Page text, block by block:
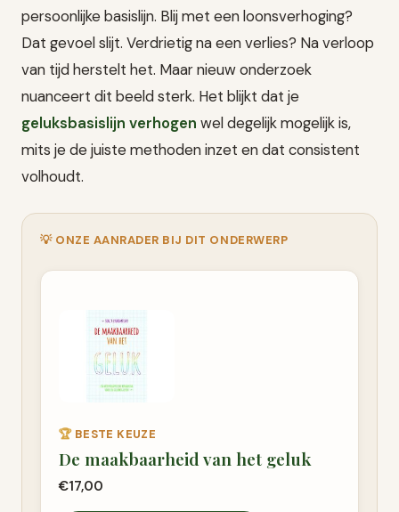
persoonlijke basislijn. Blij met een loonsverhoging?
Dat gevoel slijt. Verdrietig na een verlies? Na verloop
van tijd herstelt het. Maar nieuw onderzoek
nuanceert dit beeld sterk. Het blijkt dat je
geluksbasislijn verhogen wel degelijk mogelijk is,
mits je de juiste methoden inzet en dat consistent
volhoudt.
💡 ONZE AANRADER BIJ DIT ONDERWERP
🏆BESTE KEUZE
De maakbaarheid van het geluk
€17,00